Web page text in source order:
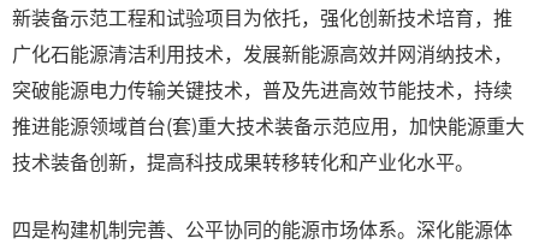
新装备示范工程和试验项目为依托，强化创新技术培育，推
广化石能源清洁利用技术，发展新能源高效并网消纳技术，
突破能源电力传输关键技术，普及先进高效节能技术，持续
推进能源领域首台(套)重大技术装备示范应用，加快能源重大
技术装备创新，提高科技成果转移转化和产业化水平。
四是构建机制完善、公平协同的能源市场体系。深化能源体